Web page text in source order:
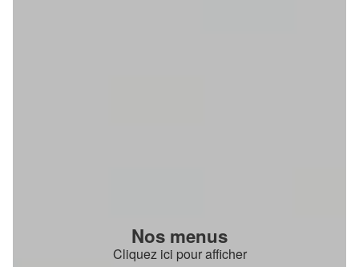
Nos menus
Cliquez ici pour afficher